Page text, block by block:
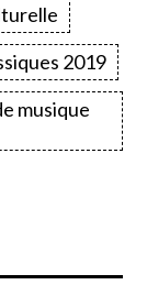
2019
musique